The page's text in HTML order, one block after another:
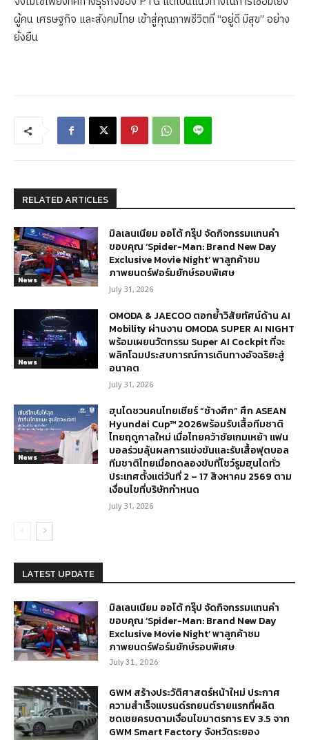
ผู้คน เศรษฐกิจ และสังคมไทย เข้าสู่คุณภาพชีวิตที่ “อยู่ดี มีสุข” อย่าง
ยั่งยืน
RELATED ARTICLES
News
มิลเลนเนียม ออโต้ กรุ๊ป จัดกิจกรรมแทนคำ
ขอบคุณ ‘Spider-Man: Brand New Day
Exclusive Movie Night’ พาลูกค้าชม
ภาพยนตร์ฟอร์มยักษ์รอบพิเศษ
July 31, 2026
News
OMODA & JAECOO ตอกย้ำวิสัยทัศน์ด้าน AI
Mobility ผ่านงาน OMODA SUPER AI NIGHT
พร้อมเผยนวัตกรรม Super AI Cockpit ที่จะ
พลิกโฉมประสบการณ์การเดินทางอัจฉริยะสู่
อนาคต
July 31, 2026
News
ฮุนไดชวนคนไทยเชียร์ “ช้างศึก” ศึก ASEAN
Hyundai Cup™ 2026พร้อมรับเสื้อทีมชาติ
ไทยฤดูกาลใหม่ เมื่อไทยคว้าชัยเกมเหย้า แฟน
บอลร่วมลุ้นผลการแข่งขันและรับเสื้อฟุตบอล
ทีมชาติไทยเมื่อทดลองขับที่โชว์รูมฮุนไดทั่ว
ประเทศตั้งแต่วันที่ 2 – 17 สิงหาคม 2569 ตาม
เงื่อนไขที่บริษัทกำหนด
July 31, 2026
LATEST UPDATE
มิลเลนเนียม ออโต้ กรุ๊ป จัดกิจกรรมแทนคำ
ขอบคุณ ‘Spider-Man: Brand New Day
Exclusive Movie Night’ พาลูกค้าชม
ภาพยนตร์ฟอร์มยักษ์รอบพิเศษ
July 31, 2026
GWM สร้างประวัติศาสตร์หน้าใหม่ ประกาศ
ความสำเร็จแบรนด์รถยนต์รายแรกที่ผลิต
ชดเชยครบตามเงื่อนไขมาตรการ EV 3.5 จาก
GWM Smart Factory จังหวัดระยอง